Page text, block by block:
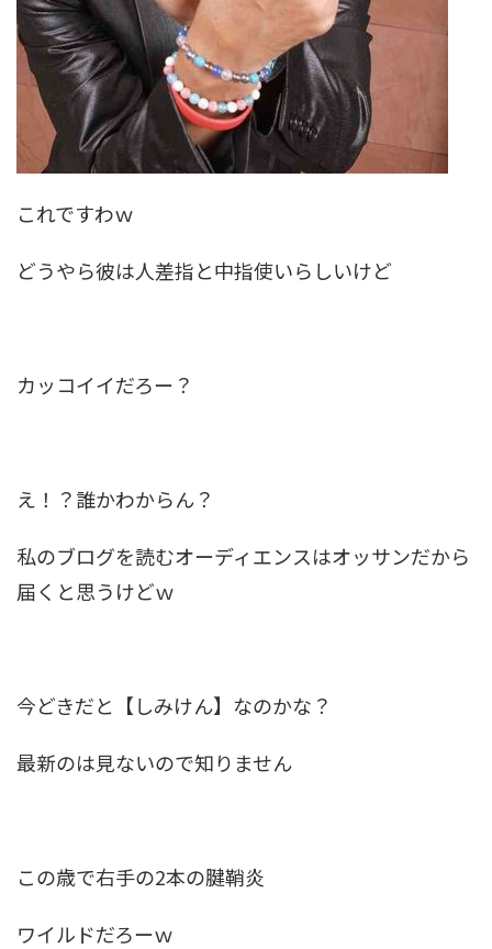
これですわｗ
どうやら彼は人差指と中指使いらしいけど
カッコイイだろー？
え！？誰かわからん？
私のブログを読むオーディエンスはオッサンだから
届くと思うけどｗ
今どきだと【しみけん】なのかな？
最新のは見ないので知りません
この歳で右手の2本の腱鞘炎
ワイルドだろーｗ